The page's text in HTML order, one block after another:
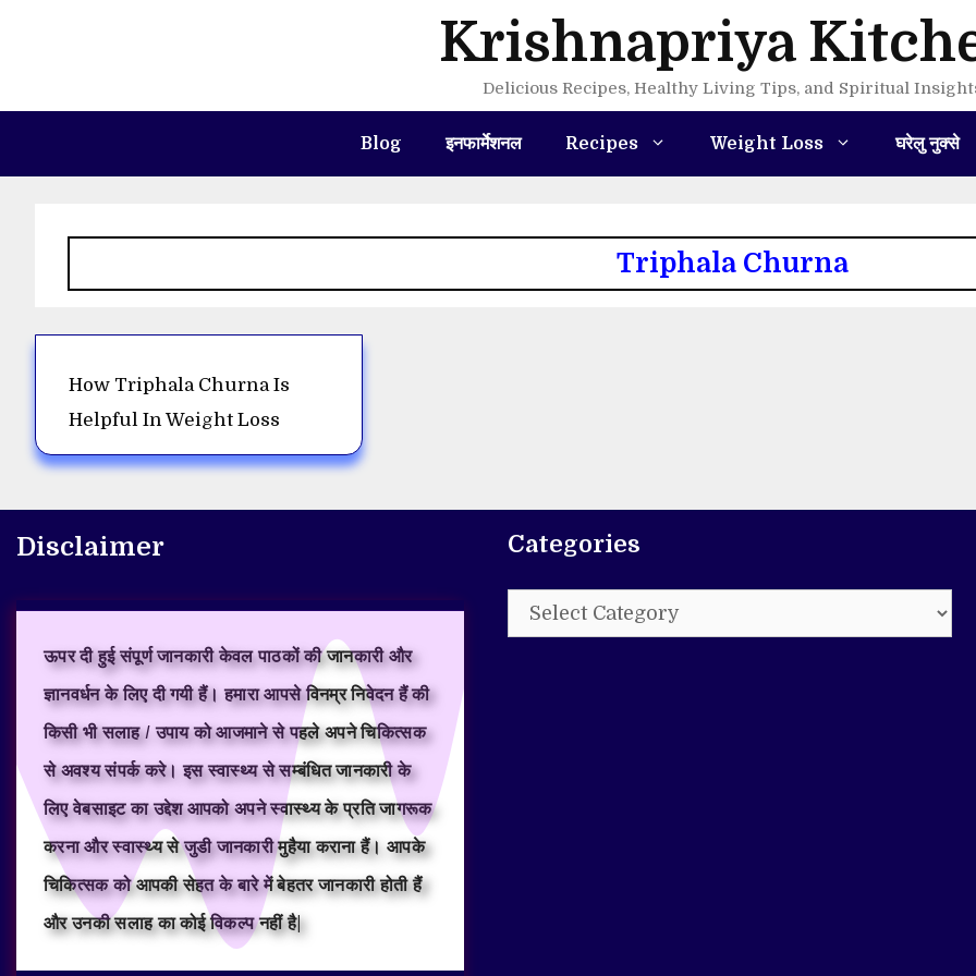
Krishnapriya
Delicious Recipes, Healthy Living Tips, and Spiritual
Blog इनफार्मेशनल Recipes Weight Loss घरेलु नुक्से
Triphala Churna
How Triphala Churna Is
Helpful In Weight Loss
Disclaimer
ऊपर दी हुई संपूर्ण जानकारी केवल पाठकों की जानकारी और
ज्ञानवर्धन के लिए दी गयी हैं। हमारा आपसे विनम्र निवेदन हैं की
किसी भी सलाह / उपाय को आजमाने से पहले अपने चिकित्सक
से अवश्य संपर्क करे। इस स्वास्थ्य से सम्बंधित जानकारी के
लिए वेबसाइट का उद्देश आपको अपने स्वास्थ्य के प्रति जागरूक
करना और स्वास्थ्य से जुडी जानकारी मुहैया कराना हैं। आपके
चिकित्सक को आपकी सेहत के बारे में बेहतर जानकारी होती हैं
और उनकी सलाह का कोई विकल्प नहीं है|
Categories
Categories